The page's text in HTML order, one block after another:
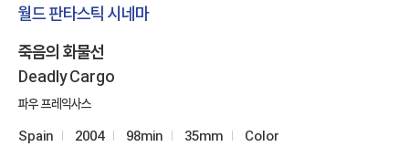
월드 판타스틱 시네마
죽음의 화물선
Deadly Cargo
파우 프레익사스
Spain 2004 98min 35mm Color